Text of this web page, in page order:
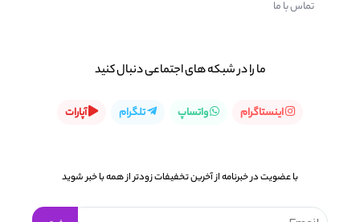
تماس با ما
ما را در شبكه های اجتماعی دنبال کنید
اینستاگرام واتساپ تلگرام آپارات
با عضویت در خبرنامه از آخرین تخفیفات زودتر از همه با خبر شوید